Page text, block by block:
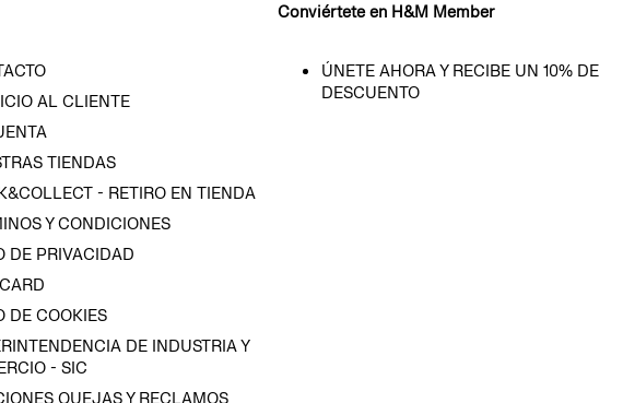
AL CLIENTE
TIENDAS
- RETIRO EN TIENDA
Y CONDICIONES
DE PRIVACIDAD
DE COOKIES
DE INDUSTRIA Y
- SIC
QUEJAS Y RECLAMOS
Conviértete en H&M Member
ÚNETE AHORA Y RECIBE UN 10% DE
DESCUENTO